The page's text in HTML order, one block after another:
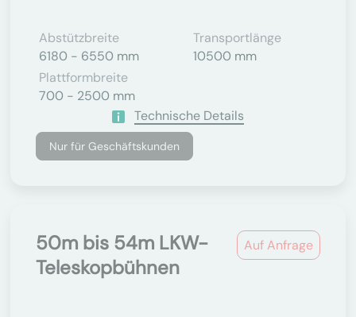
Abstützbreite
6180 - 6550 mm
Transportlänge
10500 mm
Plattformbreite
700 - 2500 mm
Technische Details
Nur für Geschäftskunden
Auf Anfrage
50m bis 54m LKW-
Teleskopbühnen